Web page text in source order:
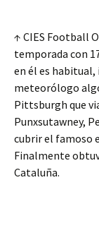
↑ CIES Football
temporada con
en él es
meteorólogo
Pittsburgh que
Punxsutawney,
cubrir el famoso
Finalmente
Cataluña.